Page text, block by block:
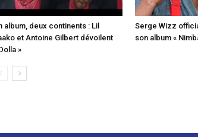
album, deux continents : Lil
et Antoine Gilbert dévoilent
»
Serge Wizz
son album «